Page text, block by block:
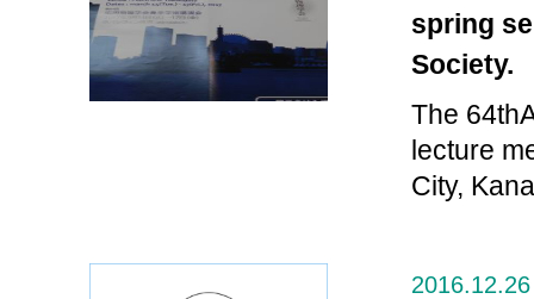
spring
Society.
The
lecture
City,
2016.12.26